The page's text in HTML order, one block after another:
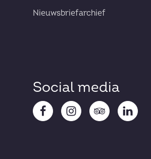
Nieuwsbriefarchief
Social media